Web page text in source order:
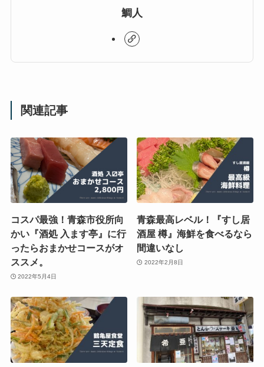
鯛人
関連記事
コスパ最強！青森市役所向
かい『酒処 入ます亭』に行
ったらおまかせコースがオ
ススメ。
2022年5月4日
青森最高レベル！『すし居
酒屋 樽』海鮮を食べるなら
間違いなし
2022年2月8日